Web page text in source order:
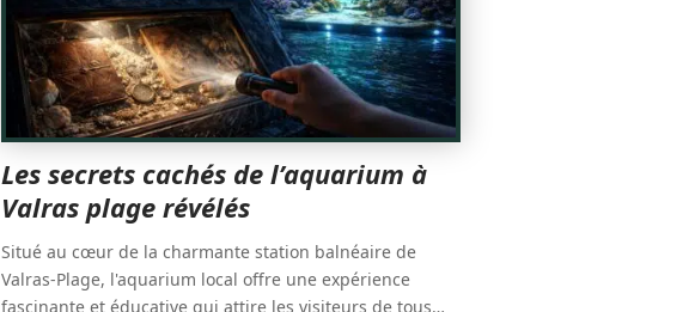
Les secrets cachés de l’aquarium à
Valras plage révélés
Situé au cœur de la charmante station balnéaire de
Valras-Plage, l'aquarium local offre une expérience
fascinante et éducative qui attire les visiteurs de tous…